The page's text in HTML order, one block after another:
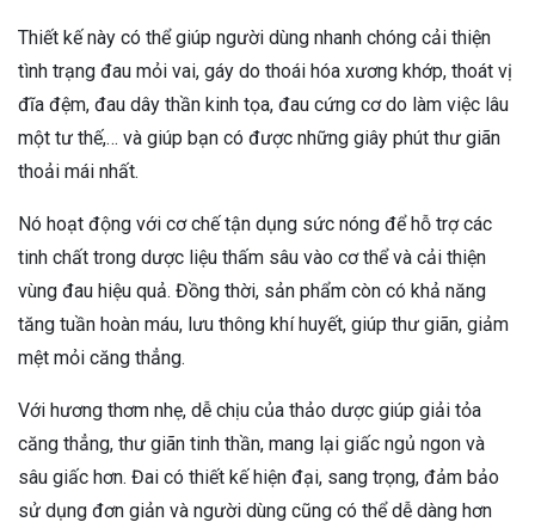
Thiết kế này có thể giúp người dùng nhanh chóng cải thiện
tình trạng đau mỏi vai, gáy do thoái hóa xương khớp, thoát vị
đĩa đệm, đau dây thần kinh tọa, đau cứng cơ do làm việc lâu
một tư thế,… và giúp bạn có được những giây phút thư giãn
thoải mái nhất.
Nó hoạt động với cơ chế tận dụng sức nóng để hỗ trợ các
tinh chất trong dược liệu thấm sâu vào cơ thể và cải thiện
vùng đau hiệu quả. Đồng thời, sản phẩm còn có khả năng
tăng tuần hoàn máu, lưu thông khí huyết, giúp thư giãn, giảm
mệt mỏi căng thẳng.
Với hương thơm nhẹ, dễ chịu của thảo dược giúp giải tỏa
căng thẳng, thư giãn tinh thần, mang lại giấc ngủ ngon và
sâu giấc hơn. Đai có thiết kế hiện đại, sang trọng, đảm bảo
sử dụng đơn giản và người dùng cũng có thể dễ dàng hơn